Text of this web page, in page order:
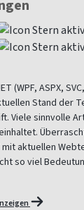
(WPF, ASPX,
Stand der
Viele sinnvolle
aktuellen
so viel